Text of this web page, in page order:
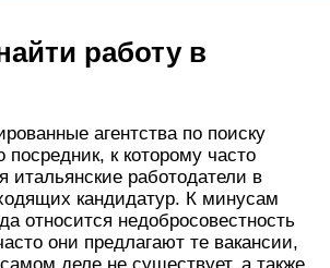
работу в
агентства по поиску
посредник, к которому часто
итальянские работодатели в
кандидатур. К минусам
относится недобросовестность
они предлагают те вакансии,